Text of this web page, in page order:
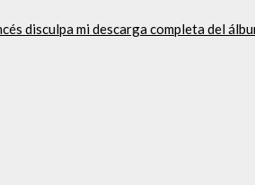
disculpa mi descarga completa del